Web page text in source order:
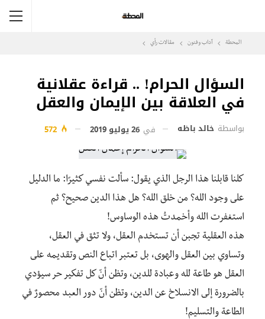
المحطة آداب وفنون مقالات رأي
السؤال الحرام! .. قراءة عقلانية
في العلاقة بين الإيمان والعقل
بواسطة خالد باظه في 26 يوليو 2019
كلنا قابلنا هذا الرجل الذي يقول: سألت نفسي كثيرًا: ما الدليل
على وجود الله؟ من خلق الله؟ هل هذا الدين صحيح؟ ثم
استغفرت الله وأخمدتُ هذه الوساوس!
هذه العقلية تجبن أن تستخدم العقل، ولا تثق في العقل،
وتساوي بين العقل والهوى، بل تعتبر اتباع النص وتقديمه على
العقل هو طاعة لله وعبادة للدين، وتظن أنّ كل تفكير حر سيؤدي
بالضرورة إلى الانسلاخ عن الدين، وتظن أنّ دور العبد محصورٌ في
الطاعة والتسليم!